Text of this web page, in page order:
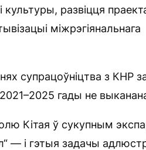
развіцця
міжрэгіянальнага
супрацоўніцтва з КНР
гады не
Кітая ў сукупным
— і гэтыя задачы